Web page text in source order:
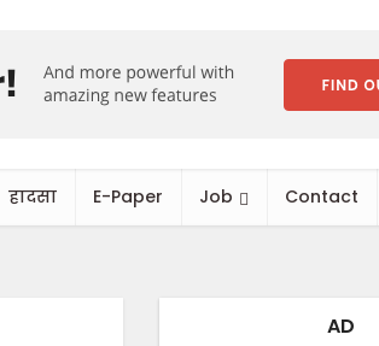
हादसा E-Paper Job Contact
AD